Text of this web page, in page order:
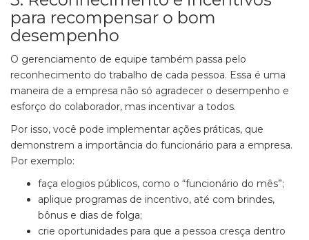
para recompensar o bom
desempenho
O gerenciamento de equipe também passa pelo
reconhecimento do trabalho de cada pessoa. Essa é uma
maneira de a empresa não só agradecer o desempenho e
esforço do colaborador, mas incentivar a todos.
Por isso, você pode implementar ações práticas, que
demonstrem a importância do funcionário para a empresa.
Por exemplo:
faça elogios públicos, como o “funcionário do mês”;
aplique programas de incentivo, até com brindes,
bônus e dias de folga;
crie oportunidades para que a pessoa cresça dentro